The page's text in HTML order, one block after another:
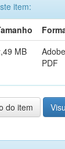
item:
MB
Adobe
PDF
do item